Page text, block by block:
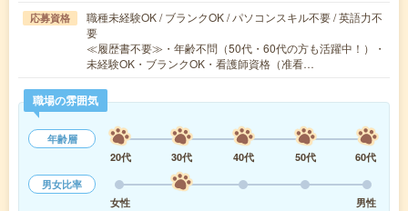
応募資格
職種未経験OK / ブランクOK / パソコンスキル不要 / 英語力不
要
≪履歴書不要≫・年齢不問（50代・60代の方も活躍中！）・
未経験OK・ブランクOK・看護師資格（准看…
職場の雰囲気
年齢層
20代
30代 40代 50代
60代
男女比率
女性
男性